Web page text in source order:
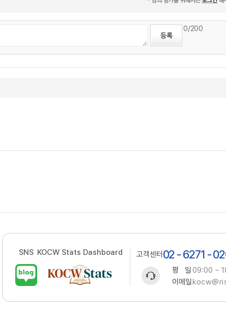
0/200
SNS KOCW Stats Dashboard 고객센터 02 - 6271 -
평 일09:00 ~
이메일